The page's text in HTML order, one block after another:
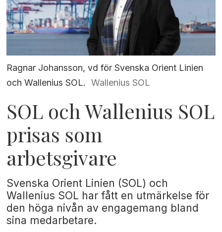
Ragnar Johansson, vd för Svenska Orient Linien
och Wallenius SOL.
Wallenius SOL
SOL och Wallenius SOL
prisas som
arbetsgivare
Svenska Orient Linien (SOL) och
Wallenius SOL har fått en utmärkelse för
den höga nivån av engagemang bland
sina medarbetare.